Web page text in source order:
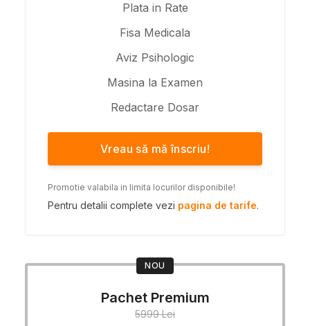
Plata in Rate
Fisa Medicala
Aviz Psihologic
Masina la Examen
Redactare Dosar
Vreau să mă înscriu!
Promotie valabila in limita locurilor disponibile!
Pentru detalii complete vezi pagina de tarife.
NOU
Pachet Premium
5999 Lei